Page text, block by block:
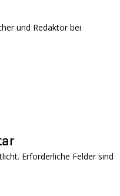
und Redaktor bei
Erforderliche Felder sind